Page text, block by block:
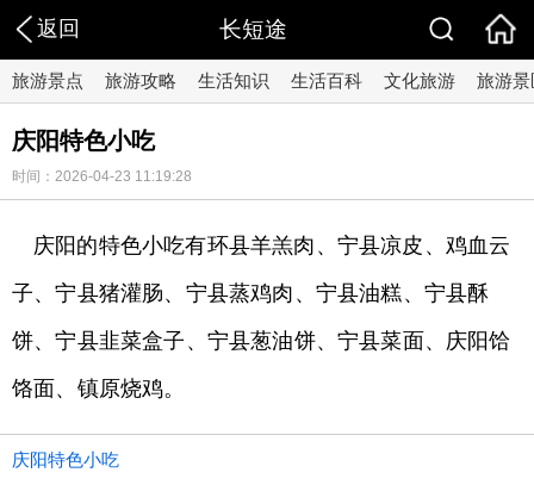
返回 长短途
旅游景点 旅游攻略 生活知识 生活百科 文化旅游 旅游景
庆阳特色小吃
时间：2026-04-23 11:19:28
庆阳的特色小吃有环县羊羔肉、宁县凉皮、鸡血云
子、宁县猪灌肠、宁县蒸鸡肉、宁县油糕、宁县酥
饼、宁县韭菜盒子、宁县葱油饼、宁县菜面、庆阳饸
饹面、镇原烧鸡。
庆阳特色小吃